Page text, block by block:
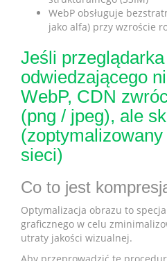
WebP obsługuje
jako alfa) przy wzroście
Jeśli przeglądarka
odwiedzającego
WebP, CDN
(png / jpeg), ale
sieci)
Co to jest
Optymalizacja obrazu to
graficznego w celu
utraty jakości wizualnej.